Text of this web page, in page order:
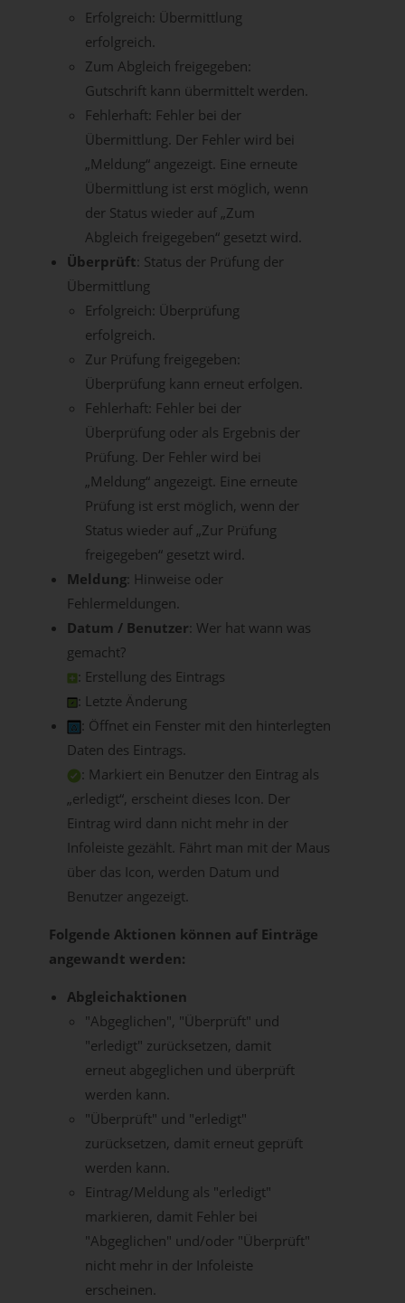
Erfolgreich: Übermittlung
erfolgreich.
Zum Abgleich freigegeben:
Gutschrift kann übermittelt werden.
Fehlerhaft: Fehler bei der
Übermittlung. Der Fehler wird bei
„Meldung“ angezeigt. Eine erneute
Übermittlung ist erst möglich, wenn
der Status wieder auf „Zum
Abgleich freigegeben“ gesetzt wird.
Überprüft: Status der Prüfung der
Übermittlung
Erfolgreich: Überprüfung
erfolgreich.
Zur Prüfung freigegeben:
Überprüfung kann erneut erfolgen.
Fehlerhaft: Fehler bei der
Überprüfung oder als Ergebnis der
Prüfung. Der Fehler wird bei
„Meldung“ angezeigt. Eine erneute
Prüfung ist erst möglich, wenn der
Status wieder auf „Zur Prüfung
freigegeben“ gesetzt wird.
Meldung: Hinweise oder
Fehlermeldungen.
Datum / Benutzer: Wer hat wann was
gemacht?
: Erstellung des Eintrags
: Letzte Änderung
: Öffnet ein Fenster mit den hinterlegten
Daten des Eintrags.
: Markiert ein Benutzer den Eintrag als
„erledigt“, erscheint dieses Icon. Der
Eintrag wird dann nicht mehr in der
Infoleiste gezählt. Fährt man mit der Maus
über das Icon, werden Datum und
Benutzer angezeigt.
Folgende Aktionen können auf Einträge
angewandt werden:
Abgleichaktionen
"Abgeglichen", "Überprüft" und
"erledigt" zurücksetzen, damit
erneut abgeglichen und überprüft
werden kann.
"Überprüft" und "erledigt"
zurücksetzen, damit erneut geprüft
werden kann.
Eintrag/Meldung als "erledigt"
markieren, damit Fehler bei
"Abgeglichen" und/oder "Überprüft"
nicht mehr in der Infoleiste
erscheinen.